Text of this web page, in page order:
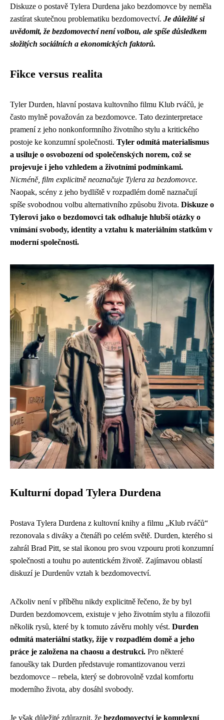
Diskuze o postavě Tylera Durdena jako bezdomovce by neměla
zastírat skutečnou problematiku bezdomovectví. Je důležité si
uvědomit, že bezdomovectví není volbou, ale spíše důsledkem
složitých sociálních a ekonomických faktorů.
Fikce versus realita
Tyler Durden, hlavní postava kultovního filmu Klub rváčů, je
často mylně považován za bezdomovce. Tato dezinterpretace
pramení z jeho nonkonformního životního stylu a kritického
postoje ke konzumní společnosti. Tyler odmítá materialismus
a usiluje o osvobození od společenských norem, což se
projevuje i jeho vzhledem a životními podmínkami.
Nicméně, film explicitně neoznačuje Tylera za bezdomovce.
Naopak, scény z jeho bydliště v rozpadlém domě naznačují
spíše svobodnou volbu alternativního způsobu života. Diskuze o
Tylerovi jako o bezdomovci tak odhaluje hlubší otázky o
vnímání svobody, identity a vztahu k materiálním statkům v
moderní společnosti.
Kulturní dopad Tylera Durdena
Postava Tylera Durdena z kultovní knihy a filmu „Klub rváčů“
rezonovala s diváky a čtenáři po celém světě. Durden, kterého si
zahrál Brad Pitt, se stal ikonou pro svou vzpouru proti konzumní
společnosti a touhu po autentickém životě. Zajímavou oblastí
diskuzí je Durdenův vztah k bezdomovectví.
Ačkoliv není v příběhu nikdy explicitně řečeno, že by byl
Durden bezdomovcem, existuje v jeho životním stylu a filozofii
několik rysů, které by k tomuto závěru mohly vést. Durden
odmítá materiální statky, žije v rozpadlém domě a jeho
práce je založena na chaosu a destrukci. Pro některé
fanoušky tak Durden představuje romantizovanou verzi
bezdomovce – rebela, který se dobrovolně vzdal komfortu
moderního života, aby dosáhl svobody.
Je však důležité zdůraznit, že bezdomovectví je komplexní